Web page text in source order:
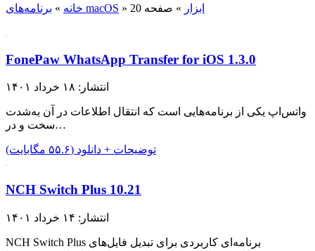
خانه » برنامه‌های macOS » ابزار » صفحه 20
FonePaw WhatsApp Transfer for iOS 1.3.0
انتشار: ۱۸ خرداد ۱۴۰۱
واتس‌اپ یکی از برنامه‌هایی است که انتقال اطلاعات در آن به‌شدت
سخت و در…
توضیحات + دانلود (۵۵.۶ مگابایت)
NCH Switch Plus 10.21
انتشار: ۱۴ خرداد ۱۴۰۱
NCH Switch Plus برنامه‌ای کاربردی برای تبدیل فایل‌های